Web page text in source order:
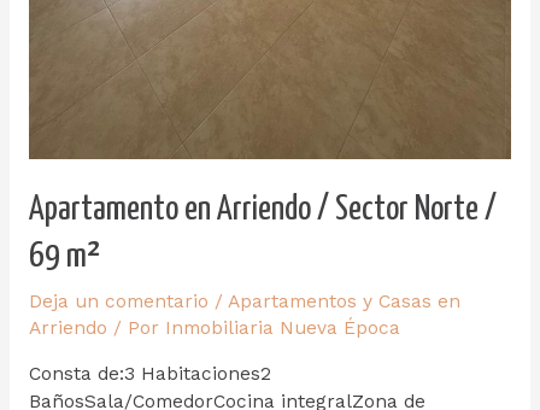
Apartamento en Arriendo / Sector Norte /
69 m²
Deja un comentario / Apartamentos y Casas en
Arriendo / Por Inmobiliaria Nueva Época
Consta de:3 Habitaciones2
BañosSala/ComedorCocina integralZona de